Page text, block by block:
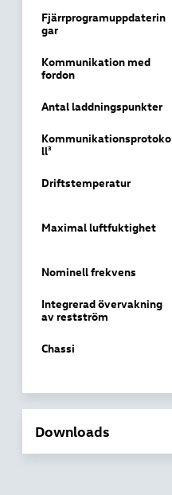
Fjärrprogramuppdaterin
gar
Kommunikation med
fordon
Antal laddningspunkter
Kommunikationsprotoko
ll³
Driftstemperatur
Maximal luftfuktighet
Nominell frekvens
Integrerad övervakning
av restström
Chassi
Downloads